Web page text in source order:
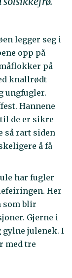
legger seg i
opp på
på
knallrødt
ungfugler.
Hannene
de er sikre
så rart siden
å få
har fugler
Her
som blir
Gjerne i
julenek. I
med tre